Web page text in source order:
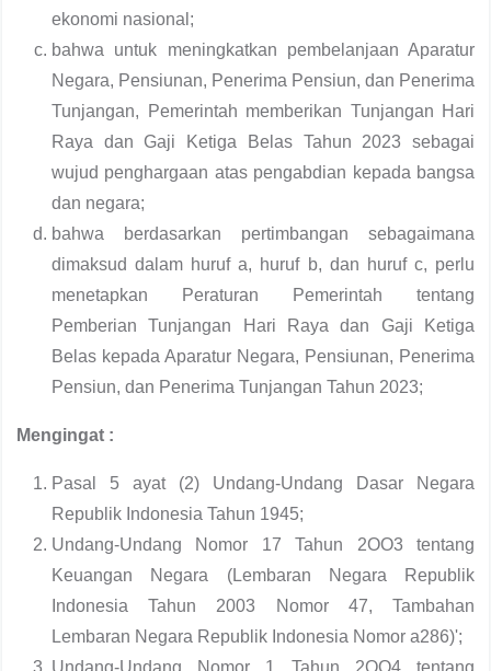
ekonomi nasional;
bahwa untuk meningkatkan pembelanjaan Aparatur
Negara, Pensiunan, Penerima Pensiun, dan Penerima
Tunjangan, Pemerintah memberikan Tunjangan Hari
Raya dan Gaji Ketiga Belas Tahun 2023 sebagai
wujud penghargaan atas pengabdian kepada bangsa
dan negara;
bahwa berdasarkan pertimbangan sebagaimana
dimaksud dalam huruf a, huruf b, dan huruf c, perlu
menetapkan Peraturan Pemerintah tentang
Pemberian Tunjangan Hari Raya dan Gaji Ketiga
Belas kepada Aparatur Negara, Pensiunan, Penerima
Pensiun, dan Penerima Tunjangan Tahun 2023;
Mengingat :
Pasal 5 ayat (2) Undang-Undang Dasar Negara
Republik Indonesia Tahun 1945;
Undang-Undang Nomor 17 Tahun 2OO3 tentang
Keuangan Negara (Lembaran Negara Republik
Indonesia Tahun 2003 Nomor 47, Tambahan
Lembaran Negara Republik Indonesia Nomor a286)';